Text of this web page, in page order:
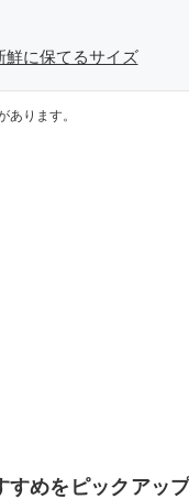
鮮に保てるサイズ
ります。
すめをピックアッ